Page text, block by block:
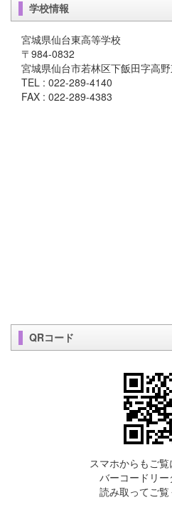
学校情報
宮城県仙台東高等学校
〒984-0832
宮城県仙台市若林区下飯田字高
TEL : 022-289-4140
FAX : 022-289-4383
QRコード
スマホからもご覧
バーコードリ
読み取ってご覧